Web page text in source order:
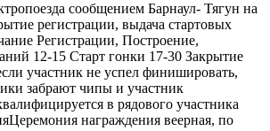
сообщением Барнаул- Тягун на
регистрации, выдача стартовых
Регистрации, Построение,
12-15 Старт гонки 17-30 Закрытие
участник не успел финишировать,
забрают чипы и участник
в рядового участника
награждения веерная, по